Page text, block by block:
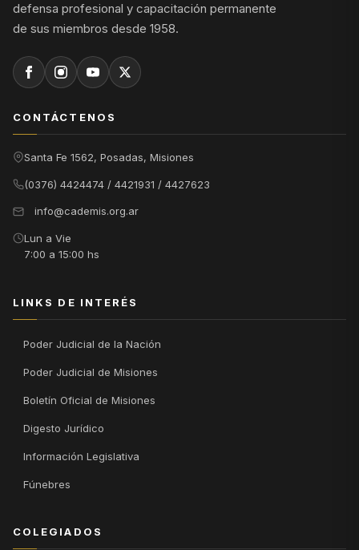
defensa profesional y capacitación permanente
de sus miembros desde 1958.
CONTÁCTENOS
Santa Fe 1562, Posadas, Misiones
(0376) 4424474 / 4421931 / 4427623
info@cademis.org.ar
Lun a Vie
7:00 a 15:00 hs
LINKS DE INTERÉS
Poder Judicial de la Nación
Poder Judicial de Misiones
Boletín Oficial de Misiones
Digesto Jurídico
Información Legislativa
Fúnebres
COLEGIADOS